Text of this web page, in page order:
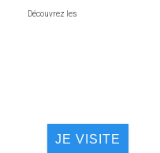
Découvrez les
JE VISITE